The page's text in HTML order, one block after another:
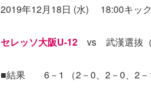
2019年12月18日 (水) 18:00キッ
セレッソ大阪U-12 vs 武漢選抜（
■結果 6－1 （2－0、2－0、2－1